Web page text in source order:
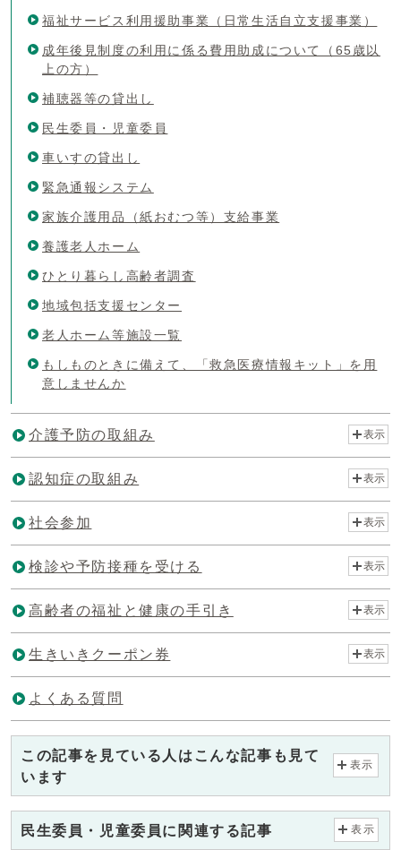
福祉サービス利用援助事業（日常生活自立支援事業）
成年後見制度の利用に係る費用助成について（65歳以
上の方）
補聴器等の貸出し
民生委員・児童委員
車いすの貸出し
緊急通報システム
家族介護用品（紙おむつ等）支給事業
養護老人ホーム
ひとり暮らし高齢者調査
地域包括支援センター
老人ホーム等施設一覧
もしものときに備えて、「救急医療情報キット」を用
意しませんか
介護予防の取組み 表示
認知症の取組み 表示
社会参加 表示
検診や予防接種を受ける 表示
高齢者の福祉と健康の手引き 表示
生きいきクーポン券 表示
よくある質問
この記事を見ている人はこんな記事も見て
います
表示
民生委員・児童委員に関連する記事 表示